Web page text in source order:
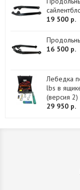
19 500 р.
16 500 р.
Лебедка
lbs в
(версия 2)
29 950 р.